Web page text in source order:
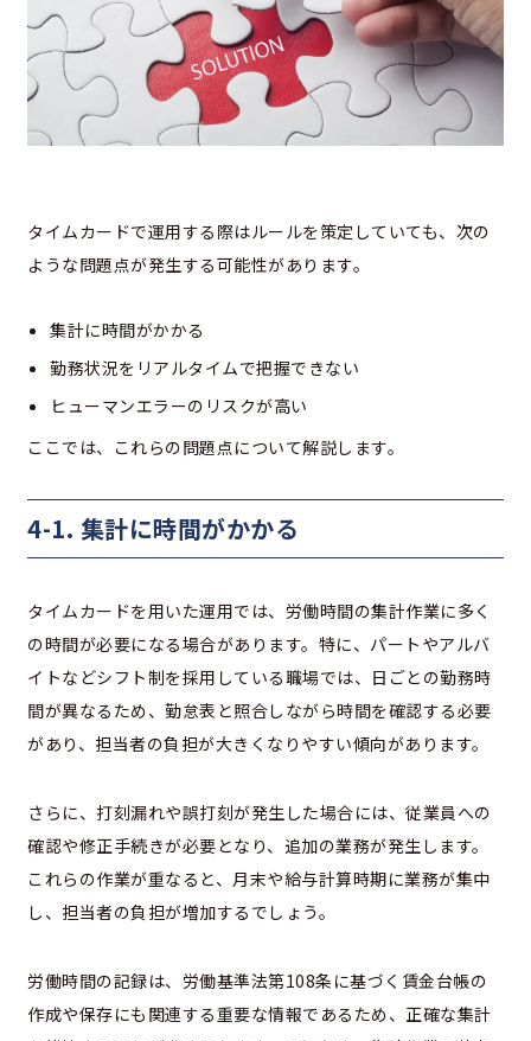
タイムカードで運用する際はルールを策定していても、次の
ような問題点が発生する可能性があります。
集計に時間がかかる
勤務状況をリアルタイムで把握できない
ヒューマンエラーのリスクが高い
ここでは、これらの問題点について解説します。
4-1. 集計に時間がかかる
タイムカードを用いた運用では、労働時間の集計作業に多く
の時間が必要になる場合があります。特に、パートやアルバ
イトなどシフト制を採用している職場では、日ごとの勤務時
間が異なるため、勤怠表と照合しながら時間を確認する必要
があり、担当者の負担が大きくなりやすい傾向があります。
さらに、打刻漏れや誤打刻が発生した場合には、従業員への
確認や修正手続きが必要となり、追加の業務が発生します。
これらの作業が重なると、月末や給与計算時期に業務が集中
し、担当者の負担が増加するでしょう。
労働時間の記録は、労働基準法第108条に基づく賃金台帳の
作成や保存にも関連する重要な情報であるため、正確な集計